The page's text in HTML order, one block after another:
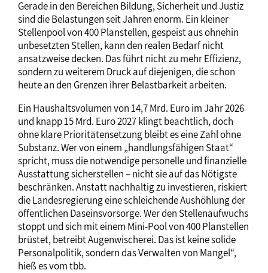
Gerade in den Bereichen Bildung, Sicherheit und Justiz
sind die Belastungen seit Jahren enorm. Ein kleiner
Stellenpool von 400 Planstellen, gespeist aus ohnehin
unbesetzten Stellen, kann den realen Bedarf nicht
ansatzweise decken. Das führt nicht zu mehr Effizienz,
sondern zu weiterem Druck auf diejenigen, die schon
heute an den Grenzen ihrer Belastbarkeit arbeiten.
Ein Haushaltsvolumen von 14,7 Mrd. Euro im Jahr 2026
und knapp 15 Mrd. Euro 2027 klingt beachtlich, doch
ohne klare Prioritätensetzung bleibt es eine Zahl ohne
Substanz. Wer von einem „handlungsfähigen Staat“
spricht, muss die notwendige personelle und finanzielle
Ausstattung sicherstellen – nicht sie auf das Nötigste
beschränken. Anstatt nachhaltig zu investieren, riskiert
die Landesregierung eine schleichende Aushöhlung der
öffentlichen Daseinsvorsorge. Wer den Stellenaufwuchs
stoppt und sich mit einem Mini-Pool von 400 Planstellen
brüstet, betreibt Augenwischerei. Das ist keine solide
Personalpolitik, sondern das Verwalten von Mangel“,
hieß es vom tbb.